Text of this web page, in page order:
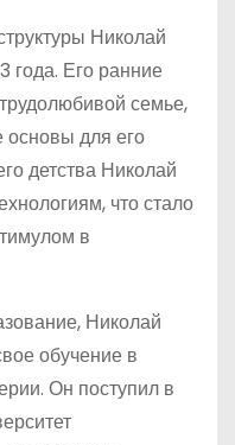
Николай
года. Его ранние
семье,
основы для его
детства Николай
что стало
в
Николай
обучение в
Он поступил в